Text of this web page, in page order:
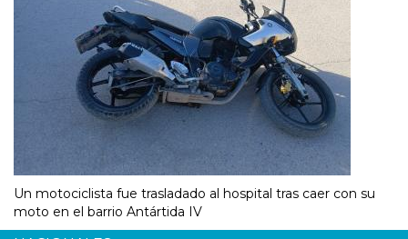
Un motociclista fue trasladado al hospital tras caer con su
moto en el barrio Antártida IV